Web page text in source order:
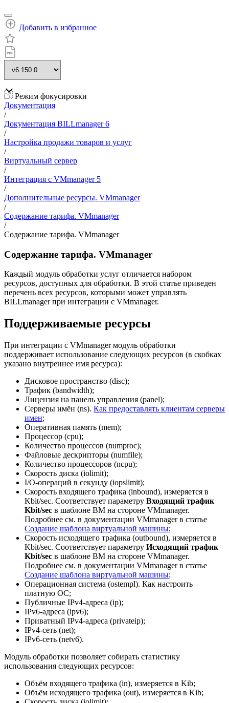
Добавить в избранное
Режим фокусировки
Документация
/
Документация BILLmanager 6
/
Настройка продажи товаров и услуг
/
Виртуальный сервер
/
Интеграция с VMmanager 5
/
Дополнительные ресурсы. VMmanager
/
Содержание тарифа. VMmanager
/
Содержание тарифа. VMmanager
Содержание тарифа. VMmanager
Каждый модуль обработки услуг отличается набором
ресурсов, доступных для обработки. В этой статье приведен
перечень всех ресурсов, которыми может управлять
BILLmanager при интеграции с VMmanager.
Поддерживаемые ресурсы
При интеграции с VMmanager модуль обработки
поддерживает использование следующих ресурсов (в скобках
указано внутреннее имя ресурса):
Дисковое пространство (disc);
Трафик (bandwidth);
Лицензия на панель управления (panel);
Серверы имён (ns). Как предоставлять клиентам серверы
имен;
Оперативная память (mem);
Процессор (cpu);
Количество процессов (numproc);
Файловые дескрипторы (numfile);
Количество процессоров (ncpu);
Скорость диска (iolimit);
I/O-операций в секунду (iopslimit);
Скорость входящего трафика (inbound), измеряется в
Kbit/sec. Соответствует параметру Входящий трафик
Kbit/sec в шаблоне ВМ на стороне VMmanager.
Подробнее см. в документации VMmanager в статье
Создание шаблона виртуальной машины;
Скорость исходящего трафика (outbound), измеряется в
Kbit/sec. Соответствует параметру Исходящий трафик
Kbit/sec в шаблоне ВМ на стороне VMmanager.
Подробнее см. в документации VMmanager в статье
Создание шаблона виртуальной машины;
Операционная система (ostempl). Как настроить
платную ОС;
Публичные IPv4-адреса (ip);
IPv6-адреса (ipv6);
Приватный IPv4-адреса (privateip);
IPv4-сеть (net);
IPv6-сеть (netv6).
Модуль обработки позволяет собирать статистику
использования следующих ресурсов:
Объём входящего трафика (in), измеряется в Kib;
Объём исходящего трафика (out), измеряется в Kib;